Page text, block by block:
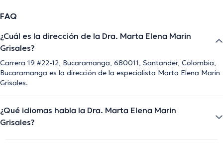
FAQ
¿Cuál es la dirección de la Dra. Marta Elena Marin
Grisales?
Carrera 19 #22-12, Bucaramanga, 680011, Santander, Colombia,
Bucaramanga es la dirección de la especialista Marta Elena Marin
Grisales.
¿Qué idiomas habla la Dra. Marta Elena Marin
Grisales?